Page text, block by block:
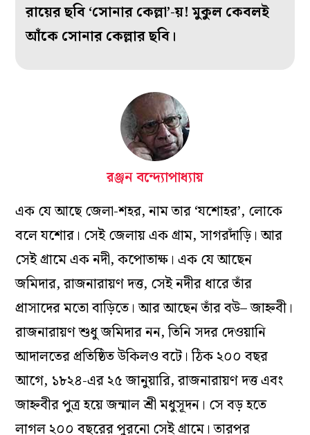
রায়ের ছবি ‘সোনার কেল্লা’-য়! মুকুল কেবলই
আঁকে সোনার কেল্লার ছবি।
রঞ্জন বন্দ্যোপাধ্যায়
এক যে আছে জেলা-শহর, নাম তার ‘যশোহর’, লোকে
বলে যশোর। সেই জেলায় এক গ্রাম, সাগরদাঁড়ি। আর
সেই গ্রামে এক নদী, কপোতাক্ষ। এক যে আছেন
জমিদার, রাজনারায়ণ দত্ত, সেই নদীর ধারে তাঁর
প্রাসাদের মতো বাড়িতে। আর আছেন তাঁর বউ– জাহ্নবী।
রাজনারায়ণ শুধু জমিদার নন, তিনি সদর দেওয়ানি
আদালতের প্রতিষ্ঠিত উকিলও বটে। ঠিক ২০০ বছর
আগে, ১৮২৪-এর ২৫ জানুয়ারি, রাজনারায়ণ দত্ত এবং
জাহ্নবীর পুত্র হয়ে জন্মাল শ্রী মধুসূদন। সে বড় হতে
লাগল ২০০ বছরের পুরনো সেই গ্রামে। তারপর